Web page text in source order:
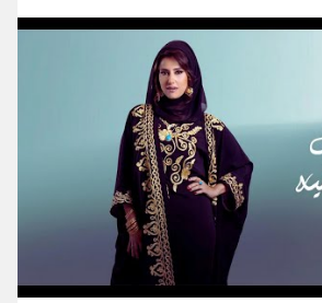
اغاني نورهان البغدادي